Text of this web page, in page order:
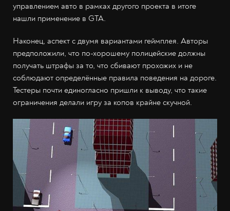
управлением авто в рамках другого проекта в итоге
нашли применение в GTA.
Наконец, аспект с двумя вариантами геймплея. Авторы
предположили, что по-хорошему полицейские должны
получать штрафы за то, что сбивают прохожих и не
соблюдают определённые правила поведения на дороге.
Тестеры почти единогласно пришли к выводу, что такие
ограничения делали игру за копов крайне скучной.